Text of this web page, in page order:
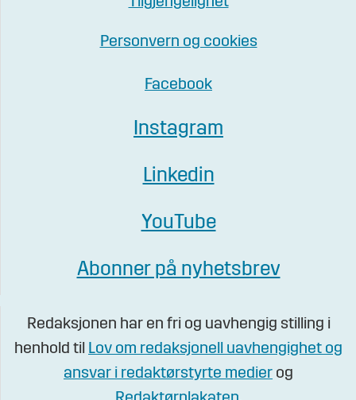
Personvern og cookies
Facebook
Instagram
Linkedin
YouTube
Abonner på nyhetsbrev
Redaksjonen har en fri og uavhengig stilling i
henhold til Lov om redaksjonell uavhengighet og
ansvar i redaktørstyrte medier og